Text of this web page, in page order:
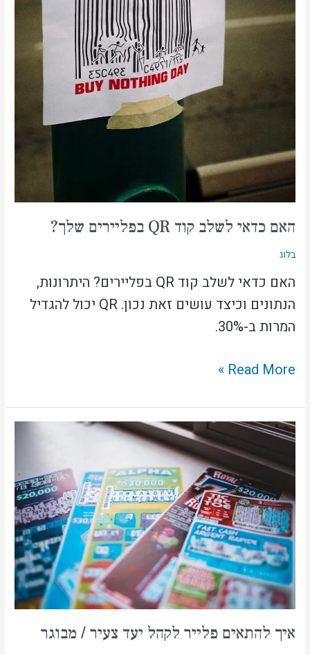
האם כדאי לשלב קוד QR בפליירים שלך?
בלוג
האם כדאי לשלב קוד QR בפליירים? היתרונות,
הנתונים וכיצד עושים זאת נכון. QR יכול להגדיל
המרות ב-30%.
Read More »
איך להתאים פלייר לקהל יעד צעיר / מבוגר
איך
להתאים
פלייר
לקהל
יעד
צעיר
מבוגר